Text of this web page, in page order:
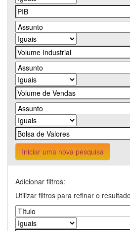
Iniciar uma nova pesquisa
Adicionar filtros:
Utilizar filtros para refinar o